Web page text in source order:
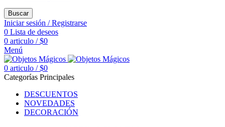
Buscar
Iniciar sesión / Registrarse
0 Lista de deseos
0 articulo / $0
Menú
0 articulo / $0
Categorías Principales
DESCUENTOS
NOVEDADES
DECORACIÓN